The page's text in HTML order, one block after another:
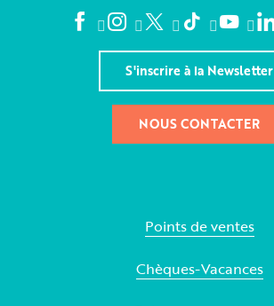
S'inscrire à la Newsletter
NOUS CONTACTER
Points de ventes
Chèques-Vacances